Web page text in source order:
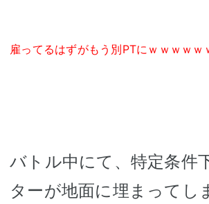
雇ってるはずがもう別PTにｗｗｗｗｗ
バトル中にて、特定条件
ターが地面に埋まってし